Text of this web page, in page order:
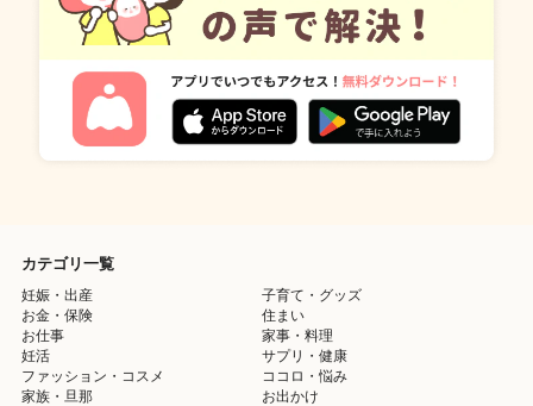
カテゴリ一覧
妊娠・出産
子育て・グッズ
お金・保険
住まい
お仕事
家事・料理
妊活
サプリ・健康
ファッション・コスメ
ココロ・悩み
家族・旦那
お出かけ